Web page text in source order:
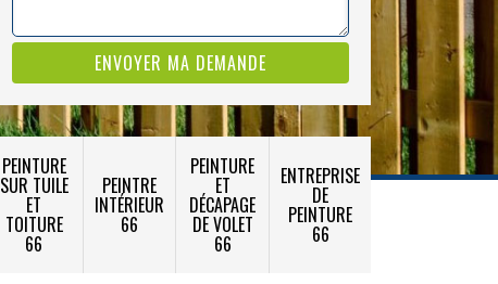
PEINTURE
SUR TUILE
ET
TOITURE
66
PEINTRE
INTÉRIEUR
66
PEINTURE
ET
DÉCAPAGE
DE VOLET
66
ENTREPRISE
DE
PEINTURE
66